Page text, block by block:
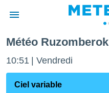
de
Météo Ruzomberok
10:51 Vendredi
Ciel variable